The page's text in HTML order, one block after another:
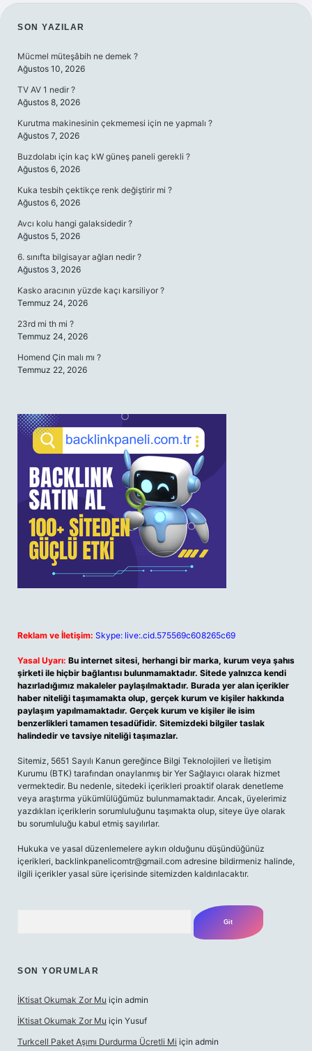
SIDEBAR
SON YAZILAR
Mücmel müteşâbih ne demek ?
Ağustos 10, 2026
TV AV 1 nedir ?
Ağustos 8, 2026
Kurutma makinesinin çekmemesi için ne yapmalı ?
Ağustos 7, 2026
Buzdolabı için kaç kW güneş paneli gerekli ?
Ağustos 6, 2026
Kuka tesbih çektikçe renk değiştirir mi ?
Ağustos 6, 2026
Avcı kolu hangi galaksidedir ?
Ağustos 5, 2026
6. sınıfta bilgisayar ağları nedir ?
Ağustos 3, 2026
Kasko aracının yüzde kaçı karsiliyor ?
Temmuz 24, 2026
23rd mi th mi ?
Temmuz 24, 2026
Homend Çin malı mı ?
Temmuz 22, 2026
Reklam ve İletişim: Skype: live:.cid.575569c608265c69
Yasal Uyarı: Bu internet sitesi, herhangi bir marka, kurum veya şahıs
şirketi ile hiçbir bağlantısı bulunmamaktadır. Sitede yalnızca kendi
hazırladığımız makaleler paylaşılmaktadır. Burada yer alan içerikler
haber niteliği taşımamakta olup, gerçek kurum ve kişiler hakkında
paylaşım yapılmamaktadır. Gerçek kurum ve kişiler ile isim
benzerlikleri tamamen tesadüfidir. Sitemizdeki bilgiler taslak
halindedir ve tavsiye niteliği taşımazlar.
Sitemiz, 5651 Sayılı Kanun gereğince Bilgi Teknolojileri ve İletişim
Kurumu (BTK) tarafından onaylanmış bir Yer Sağlayıcı olarak hizmet
vermektedir. Bu nedenle, sitedeki içerikleri proaktif olarak denetleme
veya araştırma yükümlülüğümüz bulunmamaktadır. Ancak, üyelerimiz
yazdıkları içeriklerin sorumluluğunu taşımakta olup, siteye üye olarak
bu sorumluluğu kabul etmiş sayılırlar.
Hukuka ve yasal düzenlemelere aykırı olduğunu düşündüğünüz
içerikleri, backlinkpanelicomtr@gmail.com adresine bildirmeniz halinde,
ilgili içerikler yasal süre içerisinde sitemizden kaldırılacaktır.
SON YORUMLAR
İKtisat Okumak Zor Mu için admin
İKtisat Okumak Zor Mu için Yusuf
Turkcell Paket Aşımı Durdurma Ücretli Mi için admin